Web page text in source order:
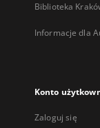
Biblioteka
Informacje dla
Konto
Zaloguj się